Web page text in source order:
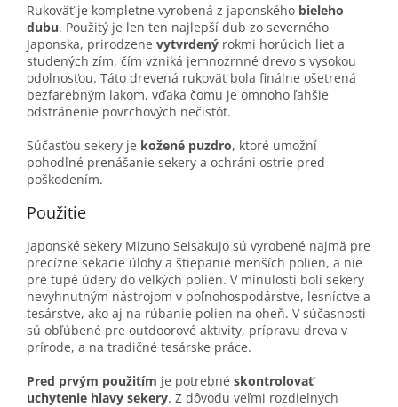
Rukoväť je kompletne vyrobená z japonského bieleho
dubu. Použitý je len ten najlepší dub zo severného
Japonska, prirodzene vytvrdený rokmi horúcich liet a
studených zím, čím vzniká jemnozrnné drevo s vysokou
odolnosťou. Táto drevená rukoväť bola finálne ošetrená
bezfarebným lakom, vďaka čomu je omnoho ľahšie
odstránenie povrchových nečistôt.
Súčasťou sekery je kožené puzdro, ktoré umožní
pohodlné prenášanie sekery a ochráni ostrie pred
poškodením.
Použitie
Japonské sekery Mizuno Seisakujo sú vyrobené najmä pre
precízne sekacie úlohy a štiepanie menších polien, a nie
pre tupé údery do veľkých polien. V minulosti boli sekery
nevyhnutným nástrojom v poľnohospodárstve, lesníctve a
tesárstve, ako aj na rúbanie polien na oheň. V súčasnosti
sú obľúbené pre outdoorové aktivity, prípravu dreva v
prírode, a na tradičné tesárske práce.
Pred prvým použitím je potrebné skontrolovať
uchytenie hlavy sekery. Z dôvodu veľmi rozdielnych